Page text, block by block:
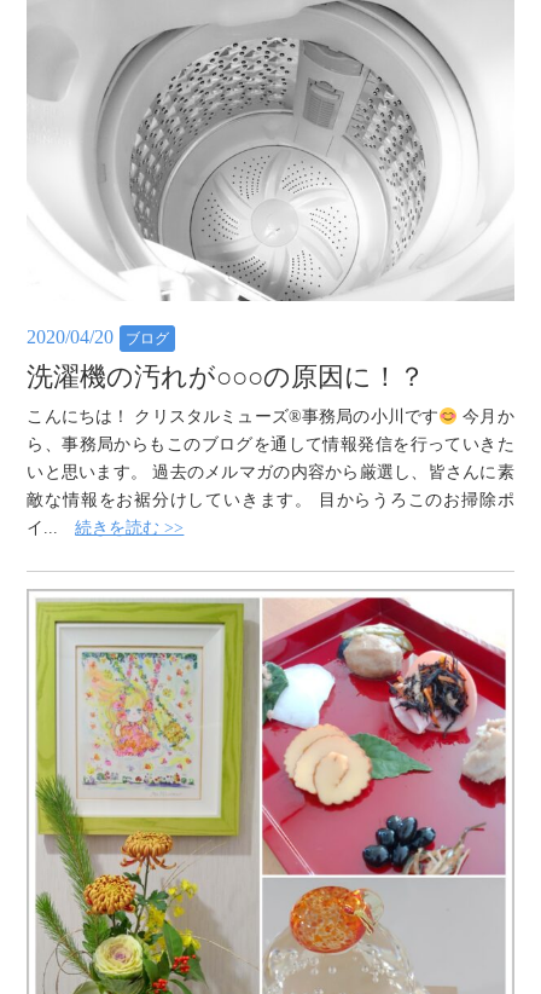
2020/04/20 ブログ
洗濯機の汚れが○○○の原因に！？
こんにちは！ クリスタルミューズ®事務局の小川です
今月か
ら、事務局からもこのブログを通して情報発信を行っていきた
いと思います。 過去のメルマガの内容から厳選し、皆さんに素
敵な情報をお裾分けしていきます。 目からうろこのお掃除ポ
イ...続きを読む >>